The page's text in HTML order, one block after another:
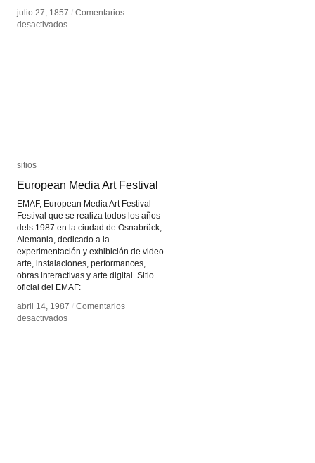
julio 27, 1857 / Comentarios
desactivadosen
julio 27, 1857 / Comentarios
desactivadosen
sitios
European Media Art Festival
EMAF, European Media Art Festival
Festival que se realiza todos los años
dels 1987 en la ciudad de Osnabrück,
Alemania, dedicado a la
experimentación y exhibición de video
arte, instalaciones, performances,
obras interactivas y arte digital. Sitio
oficial del EMAF:
abril 14, 1987 / Comentarios
desactivadosen
sitios
European Media Art Festival
abril 14, 1987 / Comentarios
desactivadosen